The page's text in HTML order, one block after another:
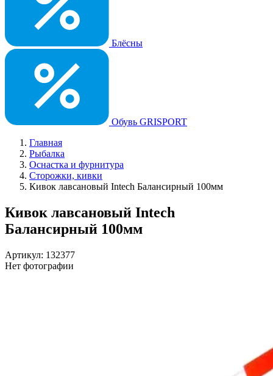
Блёсны
Обувь GRISPORT
Главная
Рыбалка
Оснастка и фурнитура
Сторожки, кивки
Кивок лавсановый Intech Балансирный 100мм
Кивок лавсановый Intech
Балансирный 100мм
Артикул: 132377
Нет фотографии